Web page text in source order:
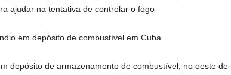
ajudar na tentativa de controlar o fogo
em depósito de combustível em Cuba
depósito de armazenamento de combustível, no oeste de